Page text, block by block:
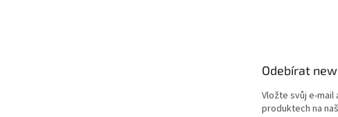
Odebírat
Vložte svůj e-mail
produktech na